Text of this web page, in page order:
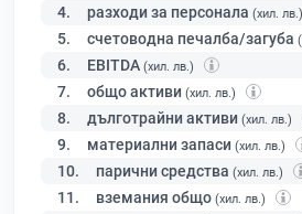
4. разходи за персонала (хил. лв.)
5. счетоводна печалба/загуба
6. EBITDA (хил. лв.)
7. общо активи (хил. лв.)
8. дълготрайни активи (хил. лв.)
9. материални запаси (хил. лв.)
10. парични средства (хил. лв.)
11. вземания общо (хил. лв.)